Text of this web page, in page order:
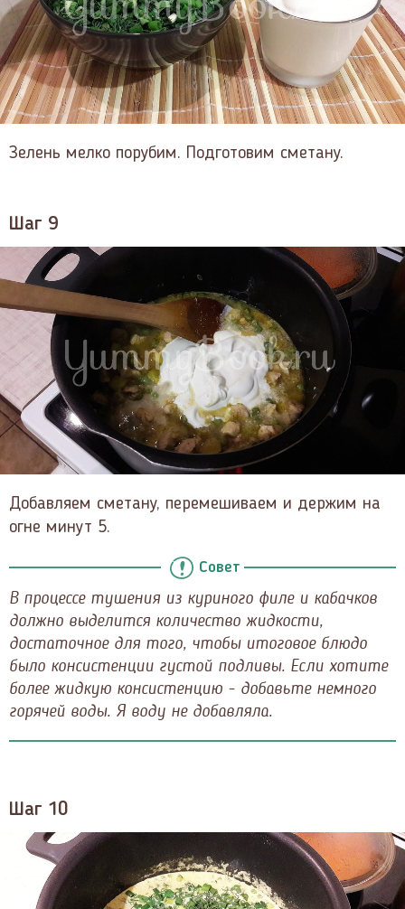
Зелень мелко порубим. Подготовим сметану.
Шаг 9
Добавляем сметану, перемешиваем и держим на
огне минут 5.
Совет
В процессе тушения из куриного филе и кабачков
должно выделится количество жидкости,
достаточное для того, чтобы итоговое блюдо
было консистенции густой подливы. Если хотите
более жидкую консистенцию - добавьте немного
горячей воды. Я воду не добавляла.
Шаг 10